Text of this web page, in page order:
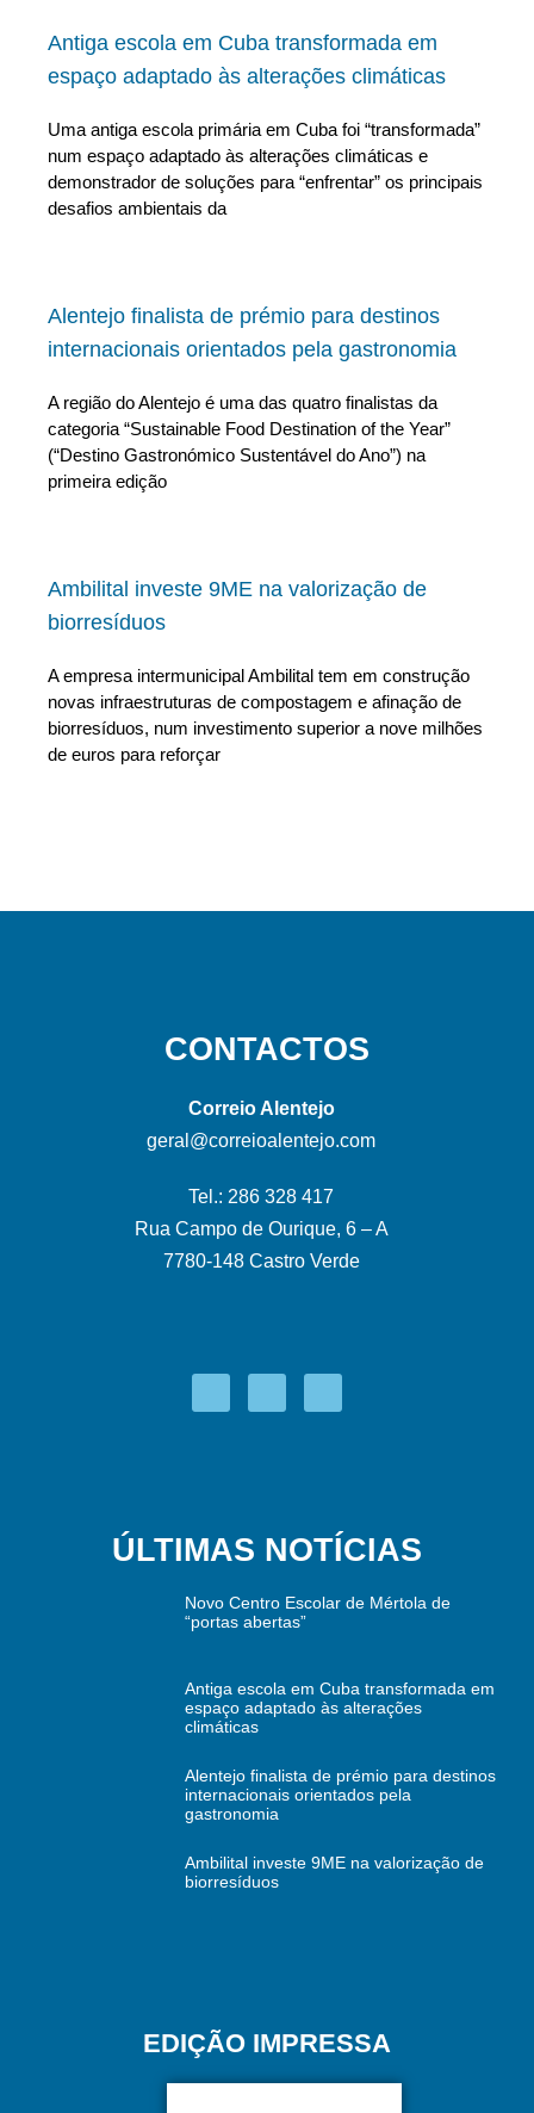
Antiga escola em Cuba transformada em
espaço adaptado às alterações climáticas
Uma antiga escola primária em Cuba foi “transformada”
num espaço adaptado às alterações climáticas e
demonstrador de soluções para “enfrentar” os principais
desafios ambientais da
Alentejo finalista de prémio para destinos
internacionais orientados pela gastronomia
A região do Alentejo é uma das quatro finalistas da
categoria “Sustainable Food Destination of the Year”
(“Destino Gastronómico Sustentável do Ano”) na
primeira edição
Ambilital investe 9ME na valorização de
biorresíduos
A empresa intermunicipal Ambilital tem em construção
novas infraestruturas de compostagem e afinação de
biorresíduos, num investimento superior a nove milhões
de euros para reforçar
CONTACTOS
Correio Alentejo
geral@correioalentejo.com
Tel.: 286 328 417
Rua Campo de Ourique, 6 – A
7780-148 Castro Verde
ÚLTIMAS NOTÍCIAS
Novo Centro Escolar de Mértola de
“portas abertas”
Antiga escola em Cuba transformada em
espaço adaptado às alterações
climáticas
Alentejo finalista de prémio para destinos
internacionais orientados pela
gastronomia
Ambilital investe 9ME na valorização de
biorresíduos
EDIÇÃO IMPRESSA